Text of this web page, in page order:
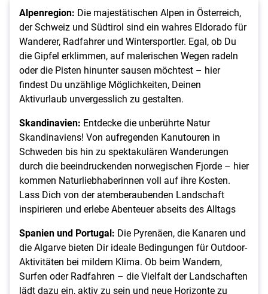
Alpenregion: Die majestätischen Alpen in Österreich,
der Schweiz und Südtirol sind ein wahres Eldorado für
Wanderer, Radfahrer und Wintersportler. Egal, ob Du
die Gipfel erklimmen, auf malerischen Wegen radeln
oder die Pisten hinunter sausen möchtest – hier
findest Du unzählige Möglichkeiten, Deinen
Aktivurlaub unvergesslich zu gestalten.
Skandinavien: Entdecke die unberührte Natur
Skandinaviens! Von aufregenden Kanutouren in
Schweden bis hin zu spektakulären Wanderungen
durch die beeindruckenden norwegischen Fjorde – hier
kommen Naturliebhaberinnen voll auf ihre Kosten.
Lass Dich von der atemberaubenden Landschaft
inspirieren und erlebe Abenteuer abseits des Alltags
Spanien und Portugal: Die Pyrenäen, die Kanaren und
die Algarve bieten Dir ideale Bedingungen für Outdoor-
Aktivitäten bei mildem Klima. Ob beim Wandern,
Surfen oder Radfahren – die Vielfalt der Landschaften
lädt dazu ein, aktiv zu sein und neue Horizonte zu